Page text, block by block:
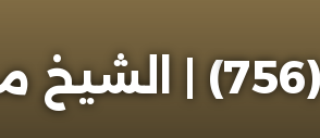
تكملة مؤلفات الحديث